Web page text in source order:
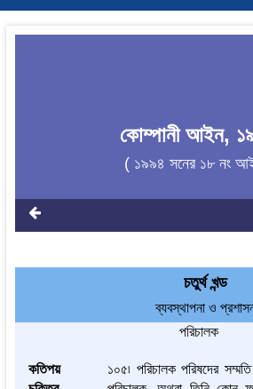
কোম্পানী আইন,
( ১৯৯৪ সনের ১৮ নং
চতুর্থ খন্ড
ব্যবস্থাপনা ও
পরিচালক
কতিপয়
১০৫৷ পরিচালক পরিষদের